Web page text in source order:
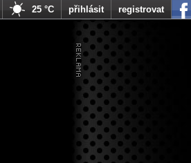
25 °C přihlásit registrovat